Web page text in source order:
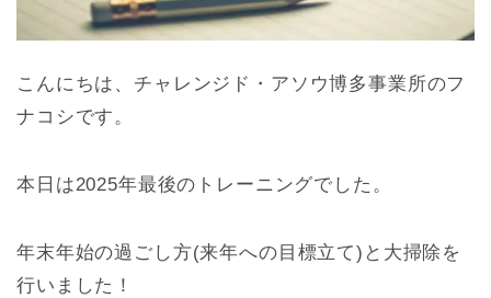
こんにちは、チャレンジド・アソウ博多事業所のフ
ナコシです。
本日は2025年最後のトレーニングでした。
年末年始の過ごし方(来年への目標立て)と大掃除を
行いました！